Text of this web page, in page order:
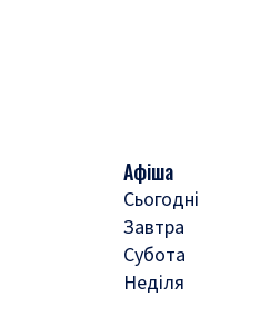
Афіша
Сьогодні
Завтра
Субота
Неділя